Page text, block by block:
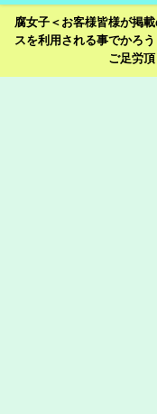
腐女子＜お客様皆様が掲
スを利用される事でかろ
ご足労頂